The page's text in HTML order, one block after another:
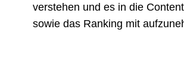
verstehen und es in die
sowie das Ranking mit